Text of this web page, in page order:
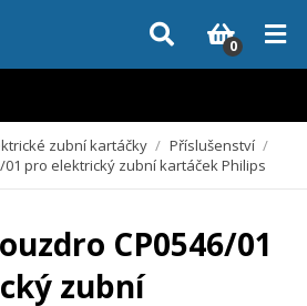
může dodání dílů, které nejsou skladem,
Děkujeme za pochopení.
0
zubní kartáčky / Příslušenství /
01 pro elektrický zubní kartáček Philips
CP0546/01
zubní